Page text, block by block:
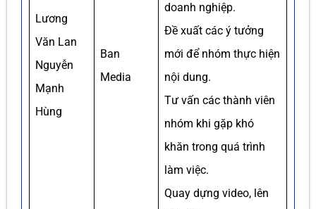
Lương
Văn Lan
Nguyễn
Mạnh
Hùng
Ban
Media
doanh nghiệp.
Đề xuất các ý tưởng
mới để nhóm thực hiện
nội dung.
Tư vấn các thành viên
nhóm khi gặp khó
khăn trong quá trình
làm việc.
Quay dựng video, lên